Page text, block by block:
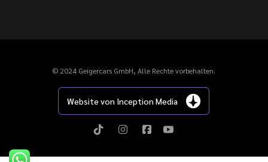
© 2024 Geigercars GmbH, Alle Rechte vorbehalten.
Website von Inception Media